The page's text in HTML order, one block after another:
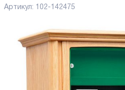
Артикул: 102-142475